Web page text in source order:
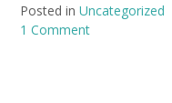
Posted in Uncategorized
1 Comment